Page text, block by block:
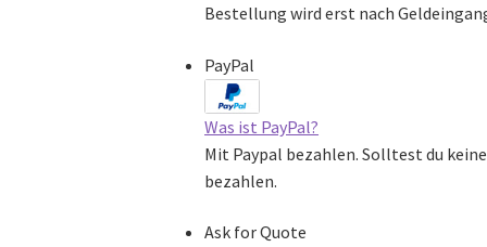
Bestellung wird erst nach
PayPal
Was ist PayPal?
Mit Paypal bezahlen. Solltest du
bezahlen.
Ask for Quote